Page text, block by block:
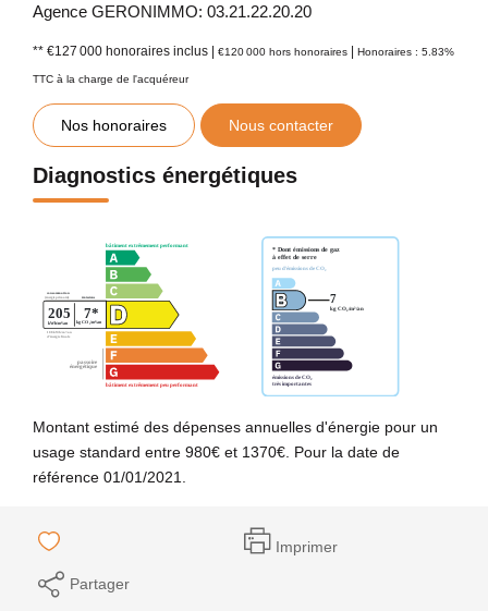
Agence GERONIMMO: 03.21.22.20.20
** €127 000 honoraires inclus | €120 000 hors honoraires | Honoraires : 5.83%
TTC à la charge de l'acquéreur
Nos honoraires Nous contacter
Diagnostics énergétiques
Montant estimé des dépenses annuelles d'énergie pour un
usage standard entre 980€ et 1370€. Pour la date de
référence 01/01/2021.
Imprimer
Partager